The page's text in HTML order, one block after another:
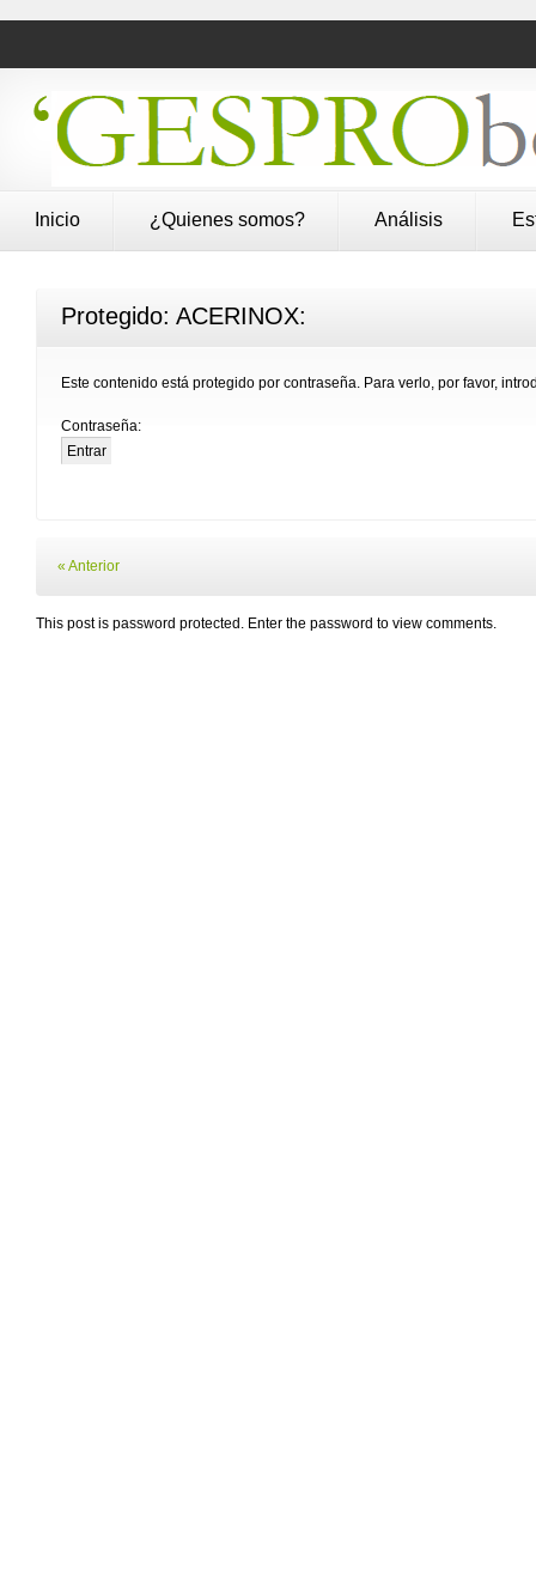
Inicio ¿Quienes somos? Análisis
Protegido: ACERINOX:
Este contenido está protegido por contraseña. Para verlo, por favor,
Contraseña:
« Anterior
This post is password protected. Enter the password to view comments.